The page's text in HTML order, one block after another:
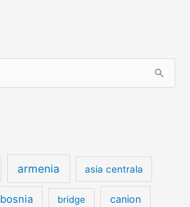
armenia asia centrala
bosnia bridge canion